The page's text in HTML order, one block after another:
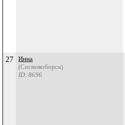
27
Инна
(Сосновоборск)
ID: 8696